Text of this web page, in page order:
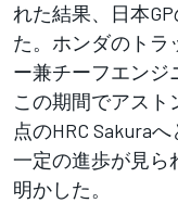
れた結果、日本
た。ホンダのトラ
ー兼チーフエンジ
この期間でアスト
点のHRC Sakura
一定の進歩が見ら
明かした。